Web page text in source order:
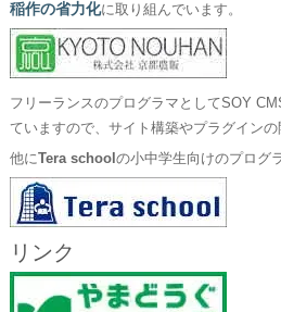
稲作の省力化に取り組んでいます。
フリーランスのプログラマとしてSOY
ていますので、サイト構築やプラグインの
他にTera school の小中学生向けのプログ
リンク